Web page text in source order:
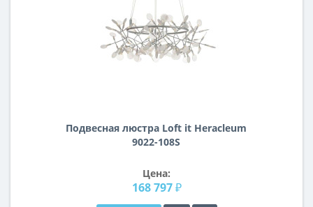
Подвесная люстра Loft it Heracleum
9022-108S
Цена:
168 797 ₽